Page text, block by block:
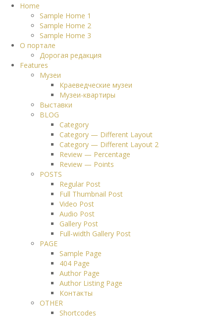
Home
Sample Home 1
Sample Home 2
Sample Home 3
О портале
Дорогая редакция
Features
Музеи
Краеведческие музеи
Музеи-квартиры
Выставки
BLOG
Category
Category — Different Layout
Category — Different Layout 2
Review — Percentage
Review — Points
POSTS
Regular Post
Full Thumbnail Post
Video Post
Audio Post
Gallery Post
Full-width Gallery Post
PAGE
Sample Page
404 Page
Author Page
Author Listing Page
Контакты
OTHER
Shortcodes